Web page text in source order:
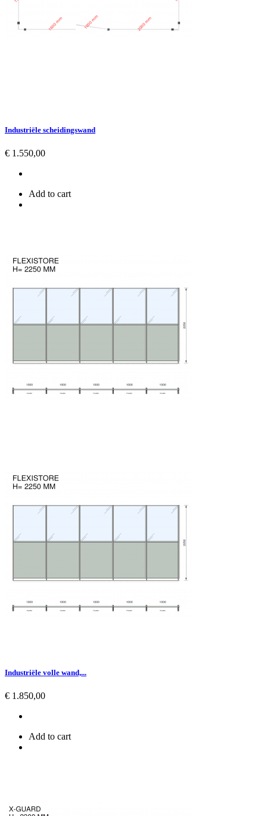
Industriële scheidingswand
Prijs
€ 1.550,00
Add to cart
Industriële volle wand,...
Prijs
€ 1.850,00
Add to cart